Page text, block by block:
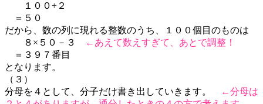
１００÷２
＝５０
だから、数の列に現れる整数のうち、１００個目のものは
８×５０－３
←あえて数えすぎて、あとで調整！
＝３９７番目
となります。
（３）
分母を４として、分子だけ書き出していきます。
←分母は